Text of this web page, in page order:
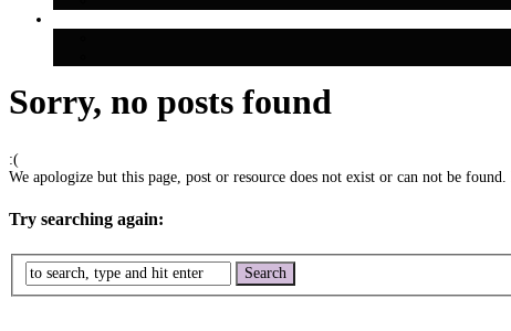
Sorry, no posts found
:(
We apologize but this page, post or resource does not exist or can not be
Try searching again: